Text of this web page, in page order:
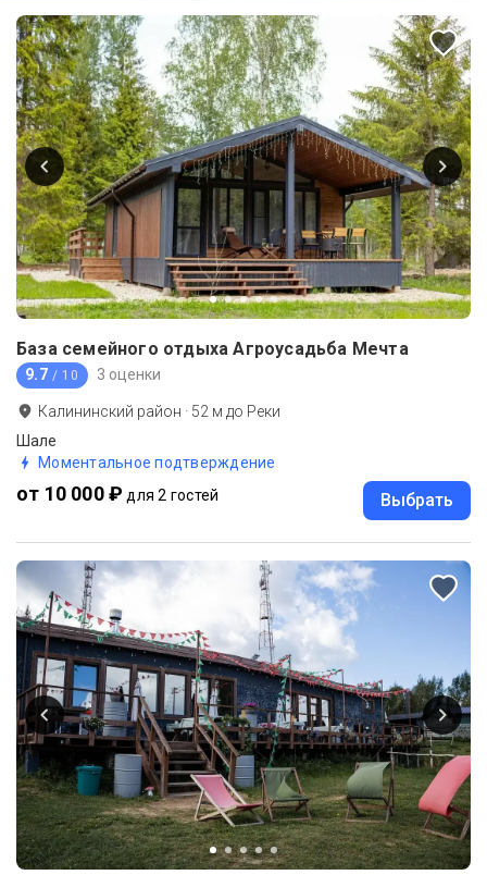
База семейного отдыха Агроусадьба Мечта
9.7 / 10 3 оценки
Калининский район · 52 м до Реки
Шале
Моментальное подтверждение
от 10 000 ₽ для 2 гостей Выбрать